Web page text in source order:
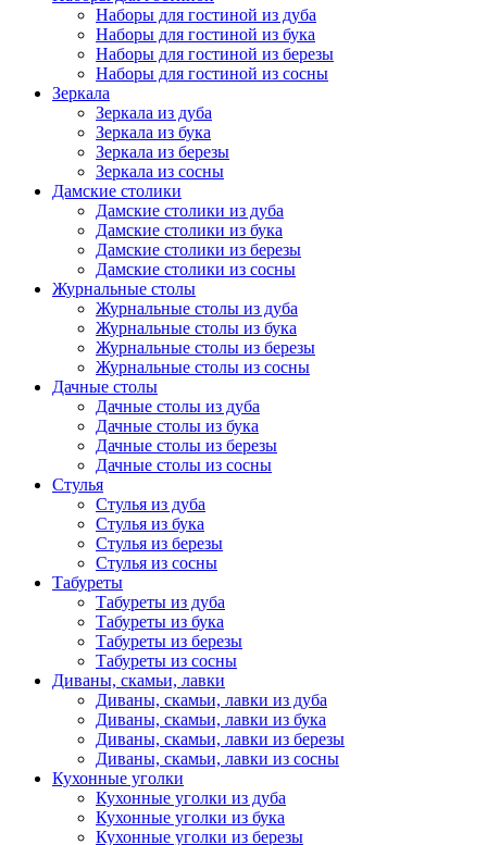
Наборы для гостиной из дуба
Наборы для гостиной из бука
Наборы для гостиной из березы
Наборы для гостиной из сосны
Зеркала
Зеркала из дуба
Зеркала из бука
Зеркала из березы
Зеркала из сосны
Дамские столики
Дамские столики из дуба
Дамские столики из бука
Дамские столики из березы
Дамские столики из сосны
Журнальные столы
Журнальные столы из дуба
Журнальные столы из бука
Журнальные столы из березы
Журнальные столы из сосны
Дачные столы
Дачные столы из дуба
Дачные столы из бука
Дачные столы из березы
Дачные столы из сосны
Стулья
Стулья из дуба
Стулья из бука
Стулья из березы
Стулья из сосны
Табуреты
Табуреты из дуба
Табуреты из бука
Табуреты из березы
Табуреты из сосны
Диваны, скамьи, лавки
Диваны, скамьи, лавки из дуба
Диваны, скамьи, лавки из бука
Диваны, скамьи, лавки из березы
Диваны, скамьи, лавки из сосны
Кухонные уголки
Кухонные уголки из дуба
Кухонные уголки из бука
Кухонные уголки из березы